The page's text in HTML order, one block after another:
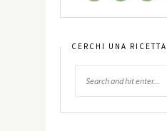
CERCHI UNA